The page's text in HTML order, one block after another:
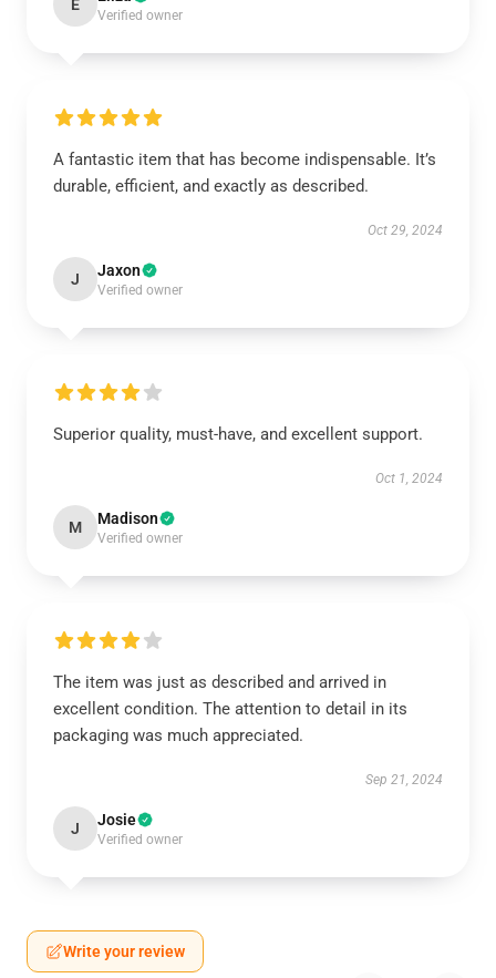
E
Verified owner
A fantastic item that has become indispensable. It’s
durable, efficient, and exactly as described.
Oct 29, 2024
J Jaxon
Verified owner
Superior quality, must-have, and excellent support.
Oct 1, 2024
M Madison
Verified owner
The item was just as described and arrived in
excellent condition. The attention to detail in its
packaging was much appreciated.
Sep 21, 2024
J Josie
Verified owner
Write your review